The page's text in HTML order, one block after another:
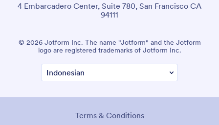
4 Embarcadero Center, Suite 780, San Francisco CA
94111
© 2026 Jotform Inc. The name "Jotform" and the Jotform
logo are registered trademarks of Jotform Inc.
Terms & Conditions